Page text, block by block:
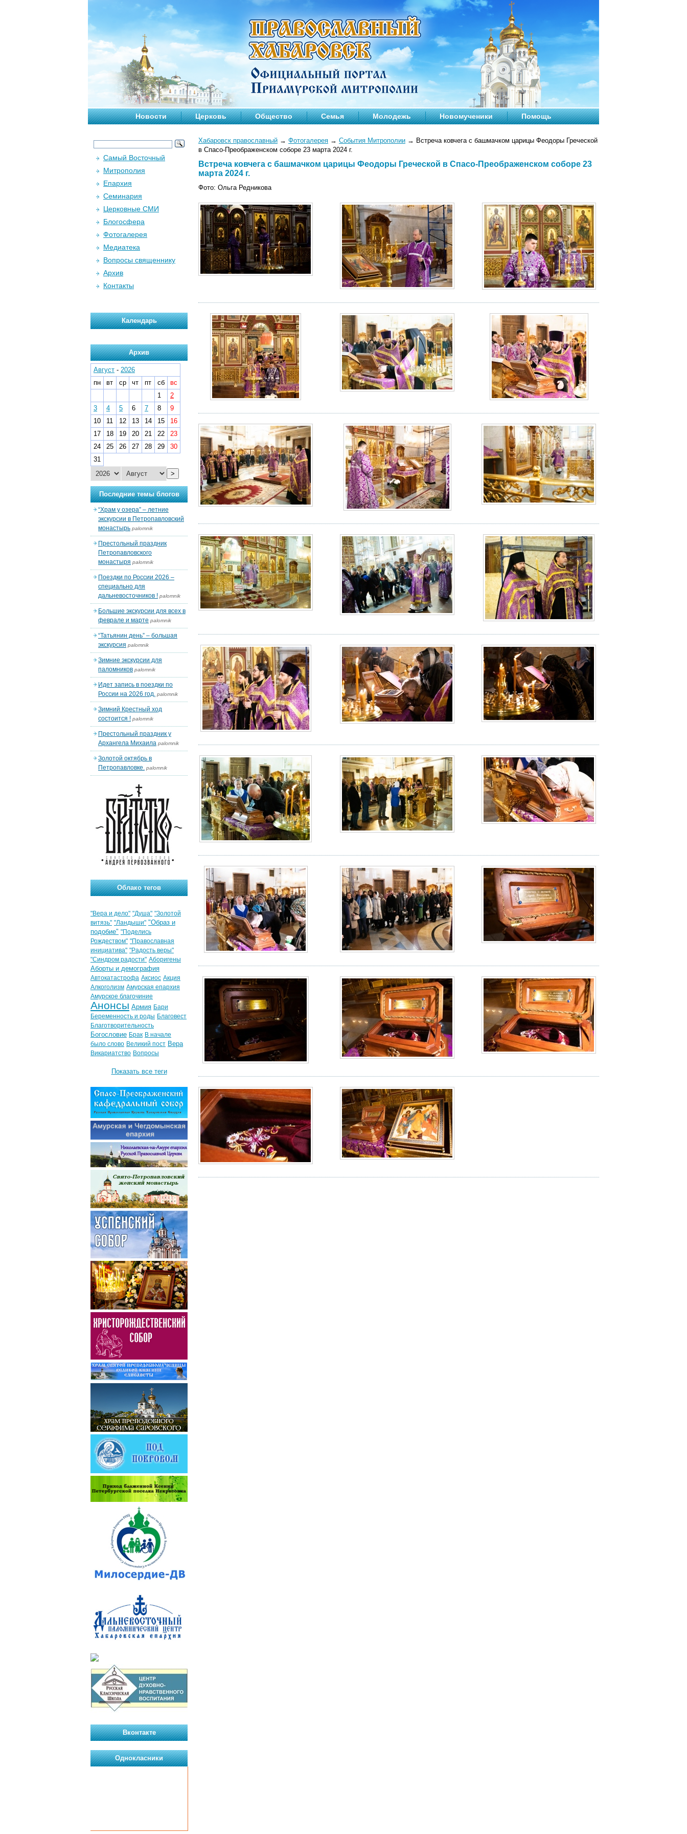
Новости Церковь Общество Семья Молодежь Новомученики Помощь
Хабаровск православный → Фотогалерея → События Митрополии → Встреча ковчега с башмачком царицы Феодоры Греческой
в Спасо-Преображенском соборе 23 марта 2024 г.
Встреча ковчега с башмачком царицы Феодоры Греческой в Спасо-Преображенском соборе 23
марта 2024 г.
Фото: Ольга Редникова
Самый Восточный
Митрополия
Епархия
Семинария
Церковные СМИ
Блогосфера
Фотогалерея
Медиатека
Вопросы священнику
Архив
Контакты
Календарь
Архив
Август - 2026
пн
вт ср чт пт сб
вс
1
2
3
4 5 6 7 8
9
10
11 12 13 14 15
16
17
18 19 20 21 22
23
24
25 26 27 28 29
30
31
>
Последние темы блогов
“Храм у озера” – летние
экскурсии в Петропавловский
монастырь palomnik
Престольный праздник
Петропавловского
монастыря palomnik
Поездки по России 2026 –
специально для
дальневосточников ! palomnik
Большие экскурсии для всех в
феврале и марте palomnik
“Татьянин день” – большая
экскурсия palomnik
Зимние экскурсии для
паломников palomnik
Идет запись в поездки по
России на 2026 год. palomnik
Зимний Крестный ход
состоится ! palomnik
Престольный праздник у
Архангела Михаила palomnik
Золотой октябрь в
Петропавловке. palomnik
Облако тегов
"Вера и дело" "Душа" "Золотой
витязь" "Ландыши" "Образ и
подобие" "Поделись
Рождеством" "Православная
инициатива" "Радость веры"
"Синдром радости" Аборигены
Аборты и демография
Автокатастрофа Аксиос Акция
Алкоголизм Амурская епархия
Амурское благочиние
Анонсы Армия Бари
Беременность и роды Благовест
Благотворительность
Богословие Брак В начале
было слово Великий пост Вера
Викариатство Вопросы
Показать все теги
Вконтакте
Однокласники